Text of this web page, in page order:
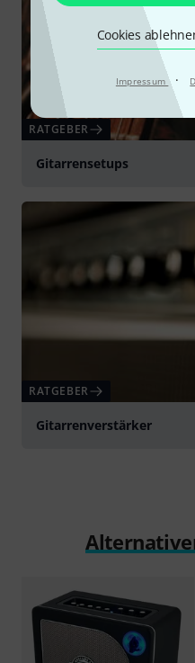
Cookies
Impressum ·
RATGEBER
Gitarrensetups
RATGEBER
Gitarrenverstärker